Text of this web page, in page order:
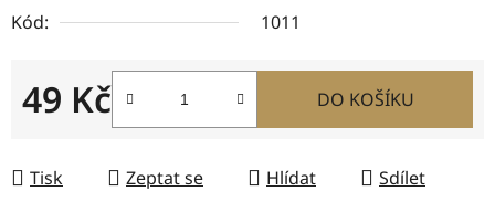
Kód:
1011
49 Kč
Měrná cena:
DO KOŠÍKU
Tisk Zeptat se Hlídat Sdílet